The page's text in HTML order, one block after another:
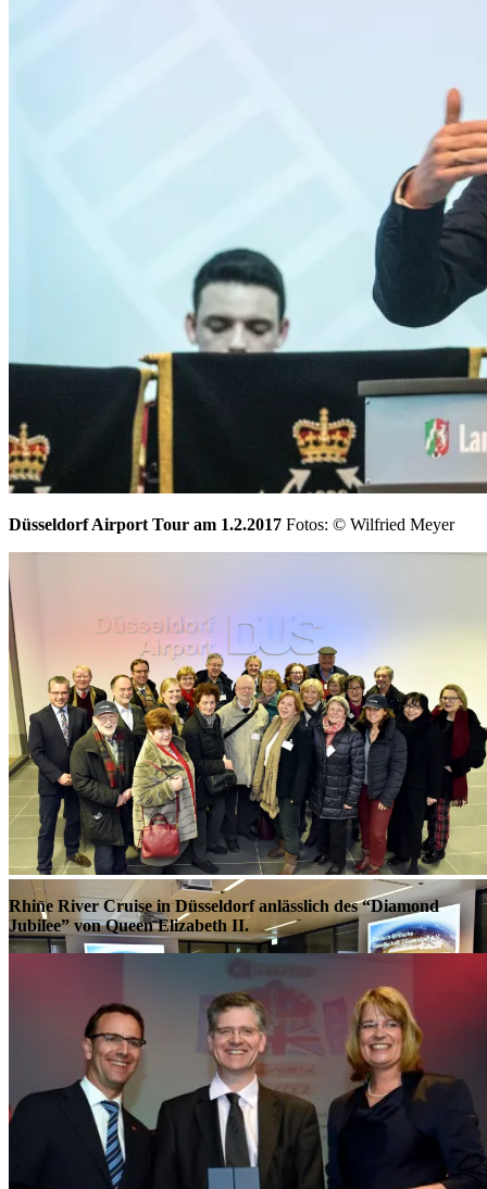
Düsseldorf Airport Tour am 1.2.2017 Fotos: © Wilfried Meyer
Düsseldorf Airport Tour am 1.2.2017
Rhine River Cruise in Düsseldorf anlässlich des “Diamond
Jubilee” von Queen Elizabeth II.